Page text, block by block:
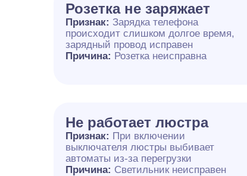
Розетка не заряжает
Признак: Зарядка телефона
происходит слишком долгое время,
зарядный провод исправен
Причина: Розетка неисправна
Не работает люстра
Признак: При включении
выключателя люстры выбивает
автоматы из-за перегрузки
Причина: Светильник неисправен